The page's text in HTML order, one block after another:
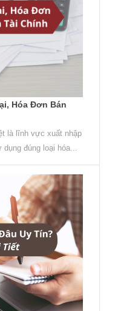
Hóa Đơn Bán
là lĩnh vực xuất nhập
đúng loại hóa...